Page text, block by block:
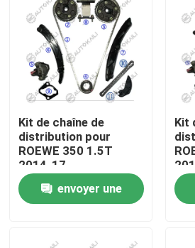
Visite de l'usine
Contrôle de la qualité
Nous contacter
Nouvelles
Demandez un devis
Kit à chaînes de synchronisation
Kit de chaîne de
distribution pour
ROEWE 350 1.5T
2014-17
envoyer une
Kit